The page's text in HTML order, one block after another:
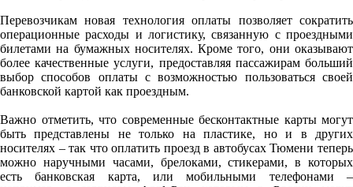
Перевозчикам новая технология оплаты позволяет сократить
операционные расходы и логистику, связанную с проездными
билетами на бумажных носителях. Кроме того, они оказывают
более качественные услуги, предоставляя пассажирам больший
выбор способов оплаты с возможностью пользоваться своей
банковской картой как проездным.
Важно отметить, что современные бесконтактные карты могут
быть представлены не только на пластике, но и в других
носителях – так что оплатить проезд в автобусах Тюмени теперь
можно наручными часами, брелоками, стикерами, в которых
есть банковская карта, или мобильными телефонами –